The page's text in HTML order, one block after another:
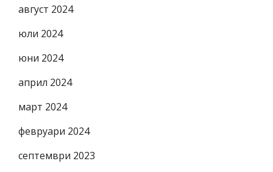
август 2024
юли 2024
юни 2024
април 2024
март 2024
февруари 2024
септември 2023